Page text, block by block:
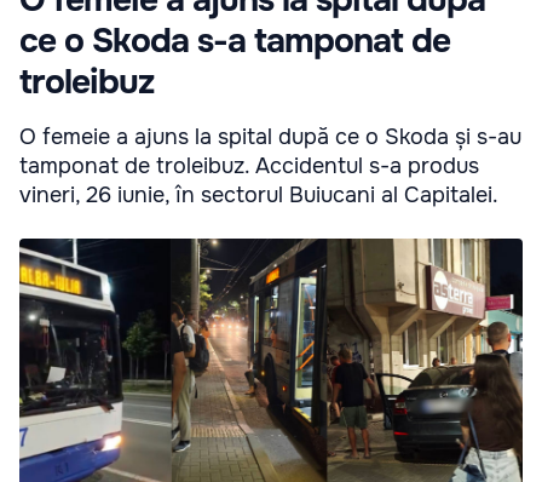
ce o Skoda s-a tamponat de
troleibuz
O femeie a ajuns la spital după ce o Skoda și s-au
tamponat de troleibuz. Accidentul s-a produs
vineri, 26 iunie, în sectorul Buiucani al Capitalei.